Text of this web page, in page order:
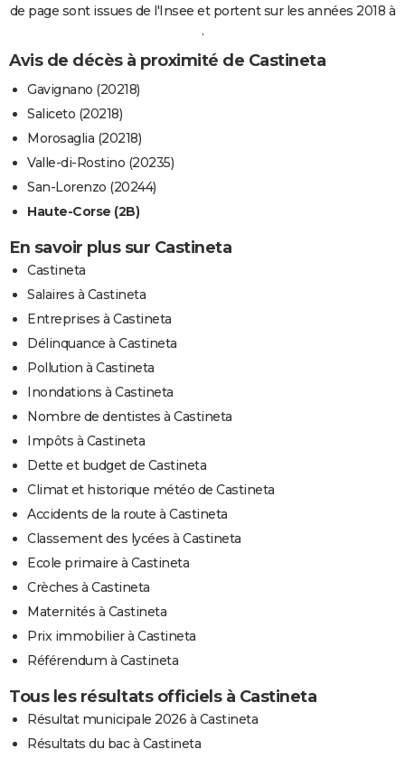
de page sont issues de l'Insee et portent sur les années 2018 à
.
Avis de décès à proximité de Castineta
Gavignano (20218)
Saliceto (20218)
Morosaglia (20218)
Valle-di-Rostino (20235)
San-Lorenzo (20244)
Haute-Corse (2B)
En savoir plus sur Castineta
Castineta
Salaires à Castineta
Entreprises à Castineta
Délinquance à Castineta
Pollution à Castineta
Inondations à Castineta
Nombre de dentistes à Castineta
Impôts à Castineta
Dette et budget de Castineta
Climat et historique météo de Castineta
Accidents de la route à Castineta
Classement des lycées à Castineta
Ecole primaire à Castineta
Crèches à Castineta
Maternités à Castineta
Prix immobilier à Castineta
Référendum à Castineta
Tous les résultats officiels à Castineta
Résultat municipale 2026 à Castineta
Résultats du bac à Castineta